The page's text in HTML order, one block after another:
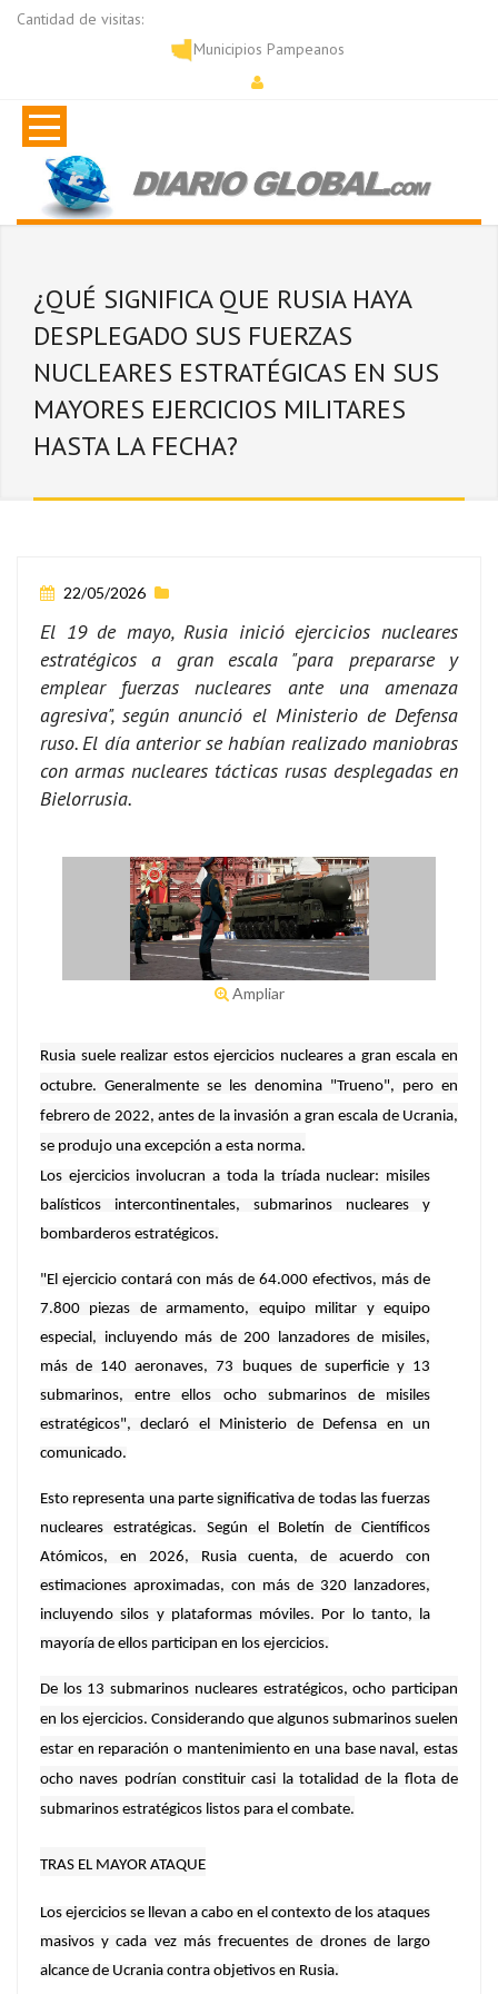
Cantidad de visitas:
Municipios Pampeanos
¿QUÉ SIGNIFICA QUE RUSIA HAYA
DESPLEGADO SUS FUERZAS
NUCLEARES ESTRATÉGICAS EN SUS
MAYORES EJERCICIOS MILITARES
HASTA LA FECHA?
22/05/2026
El 19 de mayo, Rusia inició ejercicios nucleares
estratégicos a gran escala "para prepararse y
emplear fuerzas nucleares ante una amenaza
agresiva", según anunció el Ministerio de Defensa
ruso. El día anterior se habían realizado maniobras
con armas nucleares tácticas rusas desplegadas en
Bielorrusia.
Ampliar
Rusia suele realizar estos ejercicios nucleares a gran escala en
octubre. Generalmente se les denomina "Trueno", pero en
febrero de 2022, antes de la invasión a gran escala de Ucrania,
se produjo una excepción a esta norma.
Los ejercicios involucran a toda la tríada nuclear: misiles
balísticos intercontinentales, submarinos nucleares y
bombarderos estratégicos.
"El ejercicio contará con más de 64.000 efectivos, más de
7.800 piezas de armamento, equipo militar y equipo
especial, incluyendo más de 200 lanzadores de misiles,
más de 140 aeronaves, 73 buques de superficie y 13
submarinos, entre ellos ocho submarinos de misiles
estratégicos", declaró el Ministerio de Defensa en un
comunicado.
Esto representa una parte significativa de todas las fuerzas
nucleares estratégicas. Según el Boletín de Científicos
Atómicos, en 2026, Rusia cuenta, de acuerdo con
estimaciones aproximadas, con más de 320 lanzadores,
incluyendo silos y plataformas móviles. Por lo tanto, la
mayoría de ellos participan en los ejercicios.
De los 13 submarinos nucleares estratégicos, ocho participan
en los ejercicios. Considerando que algunos submarinos suelen
estar en reparación o mantenimiento en una base naval, estas
ocho naves podrían constituir casi la totalidad de la flota de
submarinos estratégicos listos para el combate.
TRAS EL MAYOR ATAQUE
Los ejercicios se llevan a cabo en el contexto de los ataques
masivos y cada vez más frecuentes de drones de largo
alcance de Ucrania contra objetivos en Rusia.